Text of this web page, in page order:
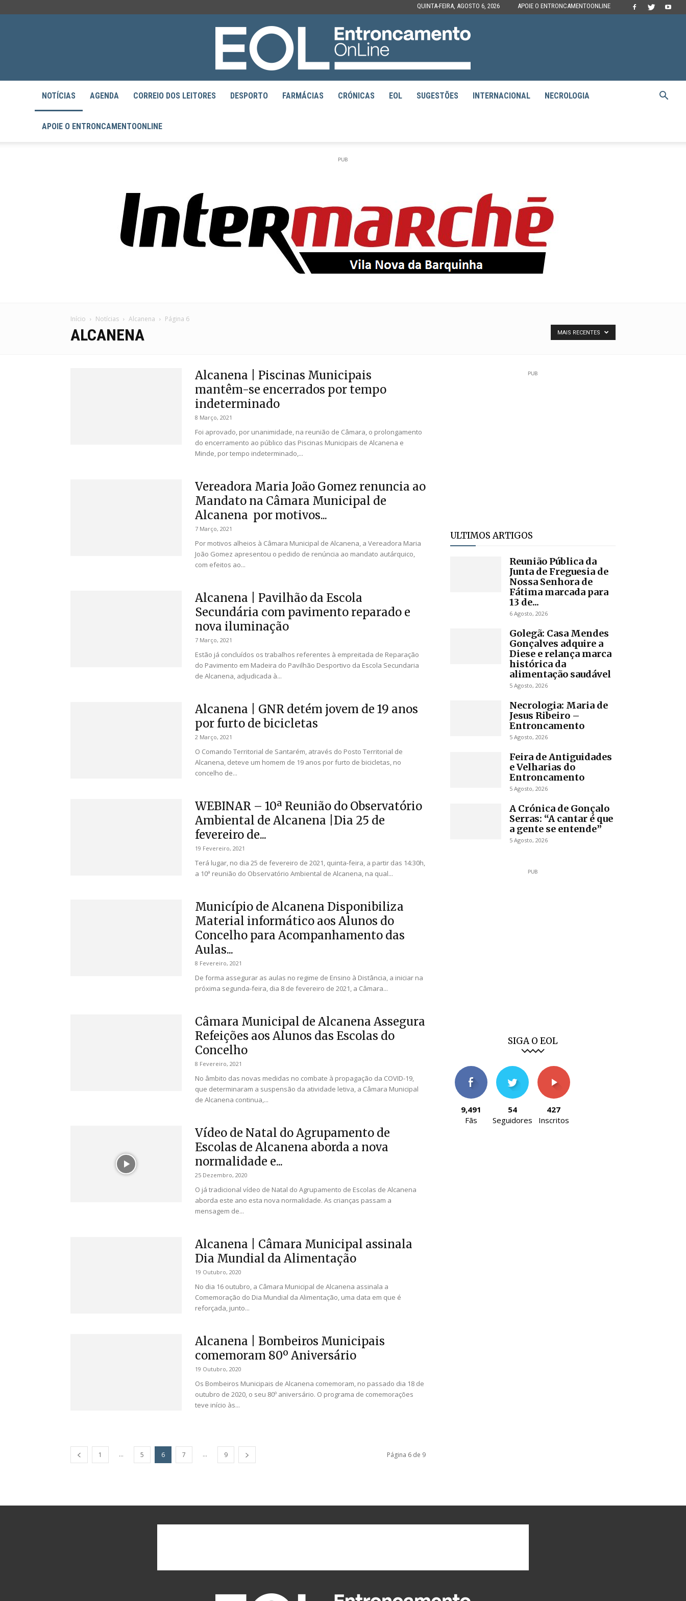
QUINTA-FEIRA, AGOSTO 6, 2026 APOIE O ENTRONCAMENTOONLINE
EntroncamentoOnline
NOTÍCIAS AGENDA CORREIO DOS LEITORES DESPORTO FARMÁCIAS CRÓNICAS EOL SUGESTÕES INTERNACIONAL NECROLOGIA
APOIE O ENTRONCAMENTOONLINE
PUB
Início Notícias Alcanena Página 6
ALCANENA MAIS RECENTES
Alcanena | Piscinas Municipais
mantêm-se encerrados por tempo
indeterminado
8 Março, 2021
Foi aprovado, por unanimidade, na reunião de Câmara, o prolongamento
do encerramento ao público das Piscinas Municipais de Alcanena e
Minde, por tempo indeterminado,...
Vereadora Maria João Gomez renuncia ao
Mandato na Câmara Municipal de
Alcanena por motivos...
7 Março, 2021
Por motivos alheios à Câmara Municipal de Alcanena, a Vereadora Maria
João Gomez apresentou o pedido de renúncia ao mandato autárquico,
com efeitos ao...
Alcanena | Pavilhão da Escola
Secundária com pavimento reparado e
nova iluminação
7 Março, 2021
Estão já concluídos os trabalhos referentes à empreitada de Reparação
do Pavimento em Madeira do Pavilhão Desportivo da Escola Secundaria
de Alcanena, adjudicada à...
Alcanena | GNR detém jovem de 19 anos
por furto de bicicletas
2 Março, 2021
O Comando Territorial de Santarém, através do Posto Territorial de
Alcanena, deteve um homem de 19 anos por furto de bicicletas, no
concelho de...
WEBINAR – 10ª Reunião do Observatório
Ambiental de Alcanena |Dia 25 de
fevereiro de...
19 Fevereiro, 2021
Terá lugar, no dia 25 de fevereiro de 2021, quinta-feira, a partir das 14:30h,
a 10ª reunião do Observatório Ambiental de Alcanena, na qual...
Município de Alcanena Disponibiliza
Material informático aos Alunos do
Concelho para Acompanhamento das
Aulas...
8 Fevereiro, 2021
De forma assegurar as aulas no regime de Ensino à Distância, a iniciar na
próxima segunda-feira, dia 8 de fevereiro de 2021, a Câmara...
Câmara Municipal de Alcanena Assegura
Refeições aos Alunos das Escolas do
Concelho
8 Fevereiro, 2021
No âmbito das novas medidas no combate à propagação da COVID-19,
que determinaram a suspensão da atividade letiva, a Câmara Municipal
de Alcanena continua,...
Vídeo de Natal do Agrupamento de
Escolas de Alcanena aborda a nova
normalidade e...
25 Dezembro, 2020
O já tradicional vídeo de Natal do Agrupamento de Escolas de Alcanena
aborda este ano esta nova normalidade. As crianças passam a
mensagem de...
Alcanena | Câmara Municipal assinala
Dia Mundial da Alimentação
19 Outubro, 2020
No dia 16 outubro, a Câmara Municipal de Alcanena assinala a
Comemoração do Dia Mundial da Alimentação, uma data em que é
reforçada, junto...
Alcanena | Bombeiros Municipais
comemoram 80º Aniversário
19 Outubro, 2020
Os Bombeiros Municipais de Alcanena comemoram, no passado dia 18 de
outubro de 2020, o seu 80º aniversário. O programa de comemorações
teve início às...
1 ... 5 6 7 ... 9 Página 6 de 9
PUB
ULTIMOS ARTIGOS
Reunião Pública da
Junta de Freguesia de
Nossa Senhora de
Fátima marcada para
13 de...
6 Agosto, 2026
Golegã: Casa Mendes
Gonçalves adquire a
Diese e relança marca
histórica da
alimentação saudável
5 Agosto, 2026
Necrologia: Maria de
Jesus Ribeiro –
Entroncamento
5 Agosto, 2026
Feira de Antiguidades
e Velharias do
Entroncamento
5 Agosto, 2026
A Crónica de Gonçalo
Serras: “A cantar é que
a gente se entende”
5 Agosto, 2026
PUB
SIGA O EOL
9,491
Fãs
54
Seguidores
427
Inscritos